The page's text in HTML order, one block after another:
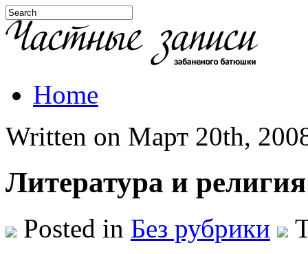
Home
Written on Март 20th,
Литература и религия
Posted in Без рубрики